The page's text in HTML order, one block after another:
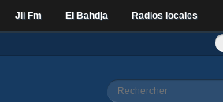
Jil Fm El Bahdja Radios locales
Formulaire de
Rechercher